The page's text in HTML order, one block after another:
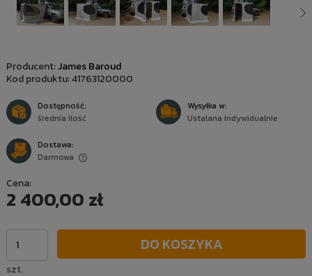
Producent:James Baroud
Kod produktu:41763120000
Dostępność:
średnia ilość
Wysyłka w:
Ustalana indywidualnie
Dostawa:
Darmowa
Cena:
2 400,00 zł
szt.
DO KOSZYKA